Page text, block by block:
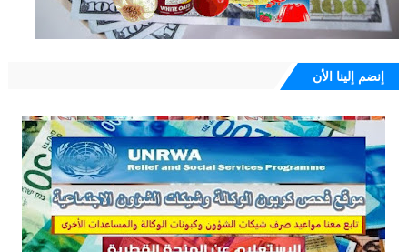
إنضم إلينا الأن